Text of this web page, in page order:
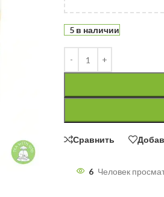
5 в наличии
Сравнить
6 Человек